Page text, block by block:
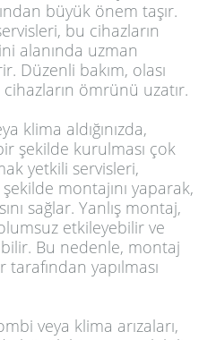
büyük önem taşır.
bu cihazların
alanında uzman
Düzenli bakım, olası
ömrünü uzatır.
klima aldığınızda,
şekilde kurulması çok
yetkili servisleri,
montajını yaparak,
sağlar. Yanlış montaj,
etkileyebilir ve
Bu nedenle, montaj
yapılması
veya klima arızaları,